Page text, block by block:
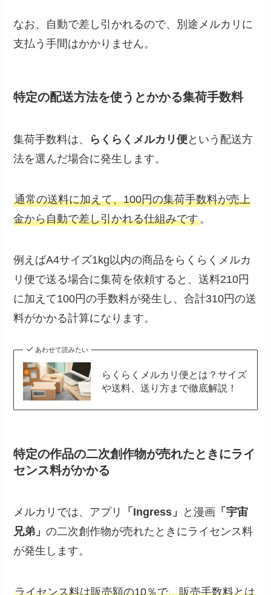
なお、自動で差し引かれるので、別途メルカリに
支払う手間はかかりません。
特定の配送方法を使うとかかる集荷手数料
集荷手数料は、 らくらくメルカリ便という配送方
法を選んだ場合に発生します。
通常の送料に加えて、100円の集荷手数料が売上
金から自動で差し引かれる仕組みです。
例えばA4サイズ1kg以内の商品をらくらくメルカ
リ便で送る場合に集荷を依頼すると、送料210円
に加えて100円の手数料が発生し、合計310円の送
料がかかる計算になります。
あわせて読みたい
らくらくメルカリ便とは？サイズ
や送料、送り方まで徹底解説！
特定の作品の二次創作物が売れたときにライ
センス料がかかる
メルカリでは、アプリ 「Ingress」 と漫画 「宇宙
兄弟」の二次創作物が売れたときにライセンス料
が発生します。
ライセンス料は販売額の10％で、販売手数料とは